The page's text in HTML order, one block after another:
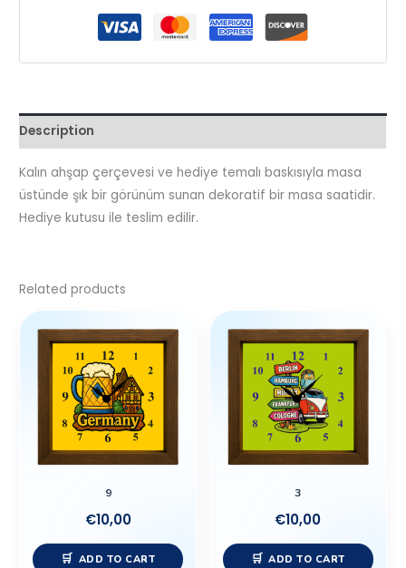
Description
Kalın ahşap çerçevesi ve hediye temalı baskısıyla masa
üstünde şık bir görünüm sunan dekoratif bir masa saatidir.
Hediye kutusu ile teslim edilir.
Related products
9
€10,00
ADD TO CART
3
€10,00
ADD TO CART